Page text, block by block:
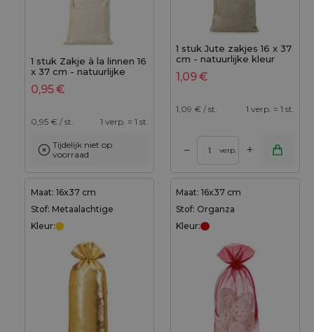
1 stuk Zakje à la linnen 16
x 37 cm - natuurlijke
0,95€
0,95 € / st. 1 verp. = 1 st.
Tijdelijk niet op
voorraad
1 stuk Jute zakjes 16 x 37
cm - natuurlijke kleur
1,09€
1,09 € / st. 1 verp. = 1 st.
– verp. +
Maat: 16x37 cm
Stof: Metaalachtige
Kleur:
Maat: 16x37 cm
Stof: Organza
Kleur: